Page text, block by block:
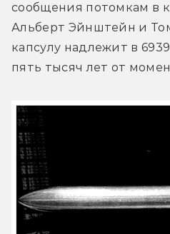
сообщения потомкам в
Альберт Эйнштейн и
капсулу надлежит в
пять тысяч лет от